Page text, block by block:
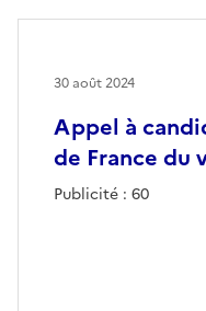
Appel à
de France du
Publicité : 60
30 août 2024